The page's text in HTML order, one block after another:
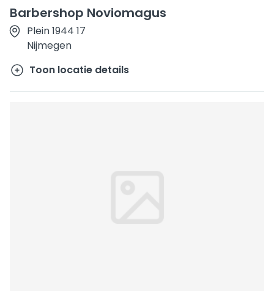
Barbershop Noviomagus
Plein 1944 17
Nijmegen
Toon locatie details